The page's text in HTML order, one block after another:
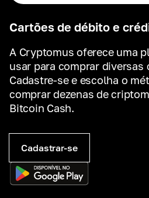
Cartões de débito e
A Cryptomus oferece uma
usar para comprar diversas
Cadastre-se e escolha o
comprar dezenas de
Bitcoin Cash.
Cadastrar-se